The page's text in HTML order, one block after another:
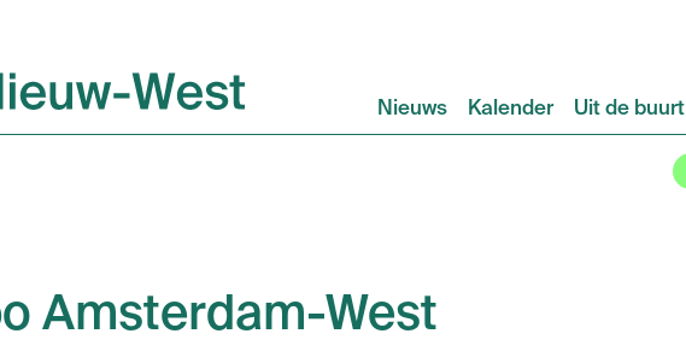
Nieuws Kalender Uit de buurt
Amsterdam-West